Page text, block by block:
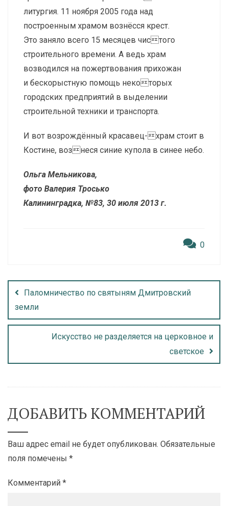
литургия. 11 ноября 2005 года над
построенным храмом вознёсся крест.
Это заняло всего 15 месяцев чистого
строительного времени. А ведь храм
возводился на пожертвования прихожан
и бескорыстную помощь некоторых
городских предприятий в выделении
строительной техники и транспорта.
И вот возрождённый красавец-храм стоит в
Костине, вознеся синие купола в синее небо.
Ольга Мельникова,
фото Валерия Тросько
Калининградка, №83, 30 июля 2013 г.
0
Паломничество по святыням Дмитровский
земли
Искусство не разделяется на церковное и
светское
ДОБАВИТЬ КОММЕНТАРИЙ
Ваш адрес email не будет опубликован. Обязательные
поля помечены *
Комментарий *